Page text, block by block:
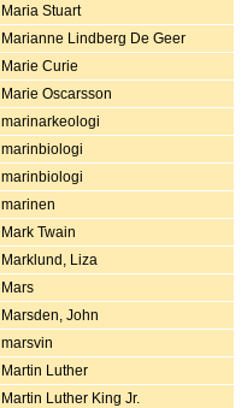
Maria Stuart
Marianne Lindberg De Geer
Marie Curie
Marie Oscarsson
marinarkeologi
marinbiologi
marinbiologi
marinen
Mark Twain
Marklund, Liza
Mars
Marsden, John
marsvin
Martin Luther
Martin Luther King Jr.